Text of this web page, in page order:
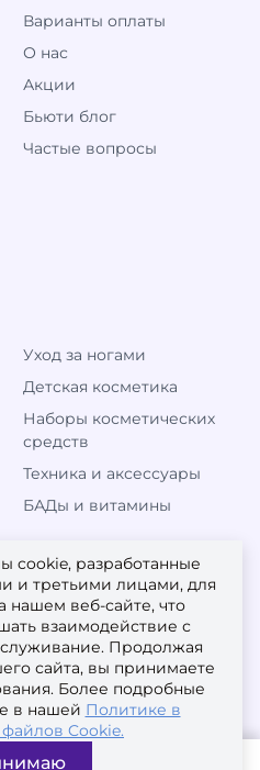
Уход за ногами
Детская косметика
Наборы косметических
средств
Техника и аксессуары
БАДы и витамины
Варианты оплаты
О нас
Акции
Бьюти блог
Частые вопросы
cookie, разработанные
и третьими лицами, для
нашем веб-сайте, что
взаимодействие с
Продолжая
сайта, вы принимаете
Более подробные
в нашей Политике в
Cookie.